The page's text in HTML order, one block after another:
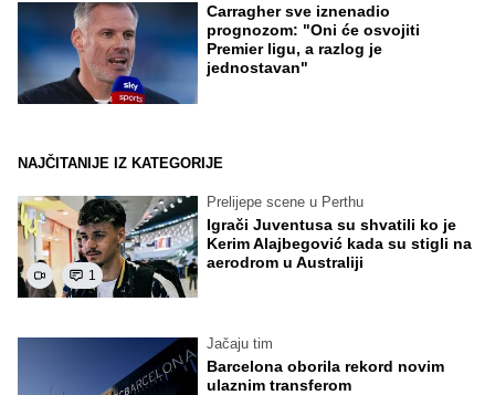
Carragher sve iznenadio
prognozom: "Oni će osvojiti
Premier ligu, a razlog je
jednostavan"
NAJČITANIJE IZ KATEGORIJE
1
Prelijepe scene u Perthu
Igrači Juventusa su shvatili ko je
Kerim Alajbegović kada su stigli na
aerodrom u Australiji
Jačaju tim
Barcelona oborila rekord novim
ulaznim transferom